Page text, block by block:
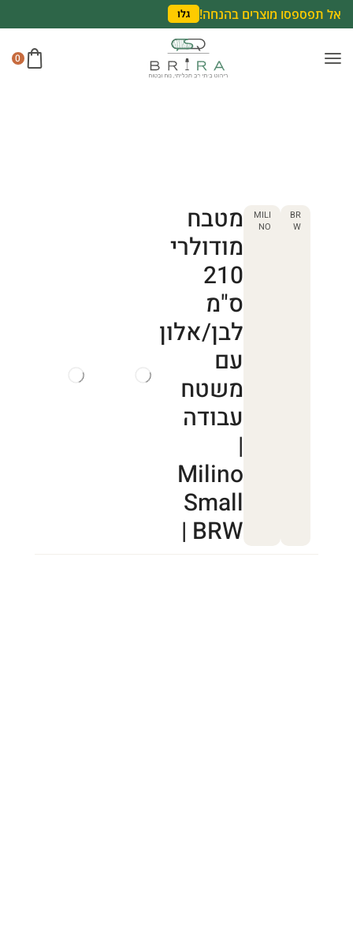
אל תפספסו מוצרים בהנחה! גלו
0
BR
W
MILI
NO
מטבח
מודולרי
210
ס"מ
לבן/אלון
עם
משטח
עבודה
|
Milino
Small
| BRW